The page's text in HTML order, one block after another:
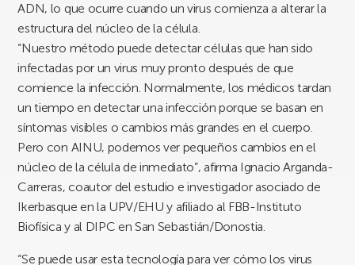
ADN, lo que ocurre cuando un virus comienza a alterar la
estructura del núcleo de la célula.
“Nuestro método puede detectar células que han sido
infectadas por un virus muy pronto después de que
comience la infección. Normalmente, los médicos tardan
un tiempo en detectar una infección porque se basan en
síntomas visibles o cambios más grandes en el cuerpo.
Pero con AINU, podemos ver pequeños cambios en el
núcleo de la célula de inmediato”, afirma Ignacio Arganda-
Carreras, coautor del estudio e investigador asociado de
Ikerbasque en la UPV/EHU y afiliado al FBB-Instituto
Biofísica y al DIPC en San Sebastián/Donostia.
“Se puede usar esta tecnología para ver cómo los virus